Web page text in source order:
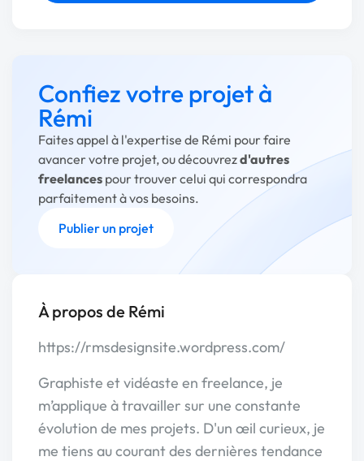
Confiez votre projet à
Rémi
Faites appel à l'expertise de Rémi pour faire
avancer votre projet, ou découvrezd'autres
freelances pour trouver celui qui correspondra
parfaitement à vos besoins.
Publier un projet
À propos de Rémi
https://rmsdesignsite.wordpress.com/
Graphiste et vidéaste en freelance, je
m’applique à travailler sur une constante
évolution de mes projets. D'un œil curieux, je
me tiens au courant des dernières tendance